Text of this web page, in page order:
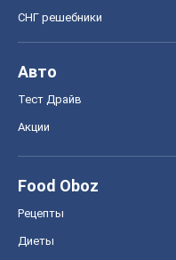
СНГ решебники
Авто
Тест Драйв
Акции
Food Oboz
Рецепты
Диеты